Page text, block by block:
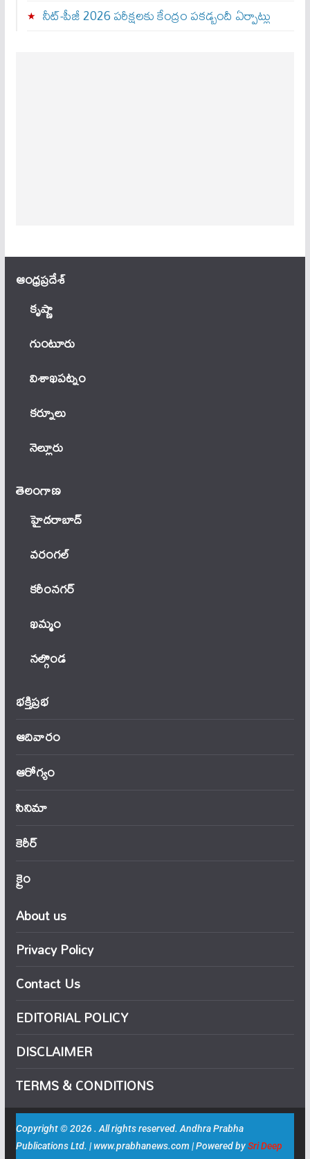
నీట్-పీజీ 2026 పరీక్షలకు కేంద్రం పకడ్బందీ ఏర్పాట్లు
ఆంధ్ర‌ప్ర‌దేశ్
కృష్ణా
గుంటూరు
విశాఖపట్నం
కర్నూలు
నెల్లూరు
తెలంగాణ‌
హైదరాబాద్
వ‌రంగ‌ల్
కరీంనగర్
ఖ‌మ్మం
నల్గొండ
భక్తిప్రభ
ఆదివారం
ఆరోగ్యం
సినిమా
కెరీర్
క్రైం
About us
Privacy Policy
Contact Us
EDITORIAL POLICY
DISCLAIMER
TERMS & CONDITIONS
Copyright © 2026 . All rights reserved. Andhra Prabha
Publications Ltd. | www.prabhanews.com | Powered bySri Deep